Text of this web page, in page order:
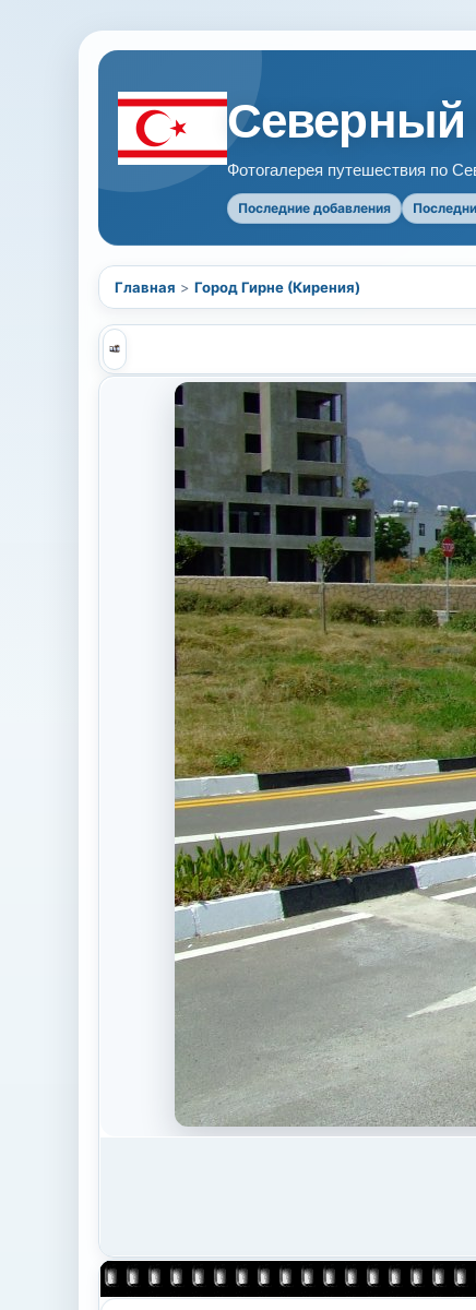
Северный
Фотогалерея путешествия по
Последние добавления
Главная > Город Гирне (Кирения)